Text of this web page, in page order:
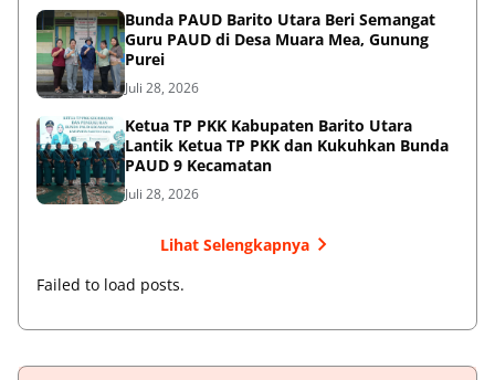
Bunda PAUD Barito Utara Beri Semangat
Guru PAUD di Desa Muara Mea, Gunung
Purei
Juli 28, 2026
Ketua TP PKK Kabupaten Barito Utara
Lantik Ketua TP PKK dan Kukuhkan Bunda
PAUD 9 Kecamatan
Juli 28, 2026
Lihat Selengkapnya
Failed to load posts.